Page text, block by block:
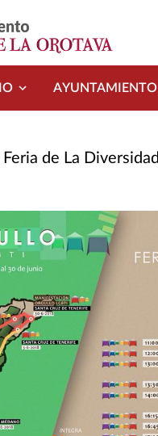
AYUNTAMIENTO
Feria de La Diversidad